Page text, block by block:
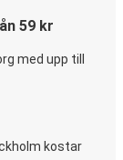
59 kr
med upp till
kostar